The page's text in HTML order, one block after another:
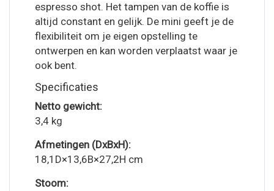
espresso shot. Het tampen van de koffie is
altijd constant en gelijk. De mini geeft je de
flexibiliteit om je eigen opstelling te
ontwerpen en kan worden verplaatst waar je
ook bent.
Specificaties
Netto gewicht:
3,4 kg
Afmetingen (DxBxH):
18,1D×13,6B×27,2H cm
Stoom: